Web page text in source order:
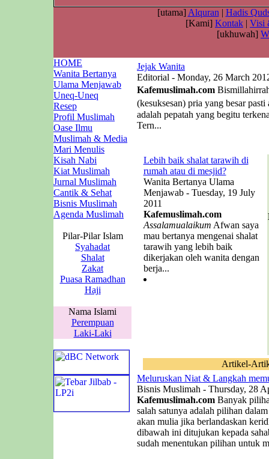
[utama] Alquran | Hadis
[Kami] Kontak | Visi
[ukhuwah]
HOME
Wanita Bertanya
Ulama Menjawab
Uneq-Uneq
Resep
Profil Muslimah
Oase Ilmu
Muslimah & Media
Mari Menulis
Kisah Nabi
Kiat Muslimah
Jurnal Muslimah
Cantik & Sehat
Bisnis Muslimah
Agenda Muslimah
Pilar-Pilar Islam
Syahadat
Shalat
Zakat
Puasa Ramadhan
Haji
Nama Islami
Perempuan
Laki-Laki
Jejak Wanita
Editorial - Monday, 26 March
Kafemuslimah.com
(kesuksesan) pria yang besar
adalah pepatah yang begitu
Tern...
Lebih baik shalat tarawih di
rumah atau di mesjid?
Wanita Bertanya Ulama
Menjawab - Tuesday, 19 July
2011
Kafemuslimah.com
Assalamualaikum Afwan saya
mau bertanya mengenai shalat
tarawih yang lebih baik
dikerjakan oleh wanita dengan
berja...
Artikel-
Meluruskan Niat & Langkah
Bisnis Muslimah - Thursday, 28
Kafemuslimah.com Banyak
salah satunya adalah pilihan
akan mulia jika berlandaskan
dibawah ini ditujukan kepada
sudah menentukan pilihan untuk